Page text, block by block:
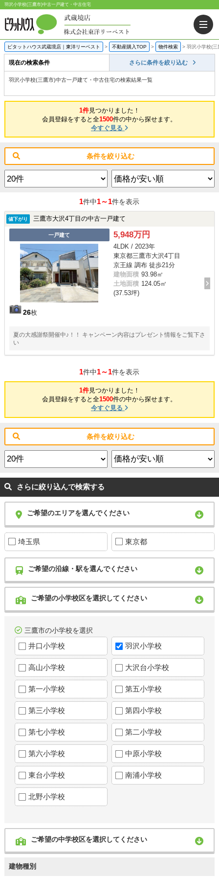
羽沢小学校(三鷹市)中古一戸建て・中古住宅
ピタットハウス武蔵境店｜東洋リーベスト > 不動産購入TOP > 物件検索 > 羽沢小学校(三
現在の検索条件 さらに条件を絞り込む
羽沢小学校(三鷹市)中古一戸建て・中古住宅の検索結果一覧
1件見つかりました！
会員登録をすると全1500件の中から探せます。
今すぐ見る
条件を絞り込む
1件中1～1件を表示
値下がり 三鷹市大沢4丁目の中古一戸建て
一戸建て
26枚
5,948万円
4LDK / 2023年
東京都三鷹市大沢4丁目
京王線 調布 徒歩21分
建物面積 93.98㎡
土地面積 124.05㎡
(37.53坪)
夏の大感謝祭開催中♪！！ キャンペーン内容はプレゼント情報をご覧下さ
い
1件中1～1件を表示
1件見つかりました！
会員登録をすると全1500件の中から探せます。
今すぐ見る
条件を絞り込む
さらに絞り込んで検索する
ご希望のエリアを選んでください
埼玉県 東京都
ご希望の沿線・駅を選んでください
ご希望の小学校区を選択してください
三鷹市の小学校を選択
井口小学校 羽沢小学校
高山小学校 大沢台小学校
第一小学校 第五小学校
第三小学校 第四小学校
第七小学校 第二小学校
第六小学校 中原小学校
東台小学校 南浦小学校
北野小学校
ご希望の中学校区を選択してください
建物種別